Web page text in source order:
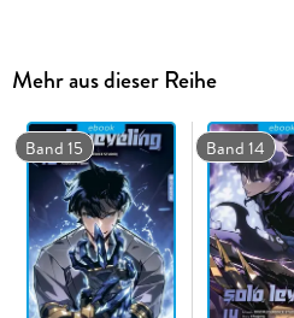
Mehr aus dieser Reihe
Band 15 Band 14